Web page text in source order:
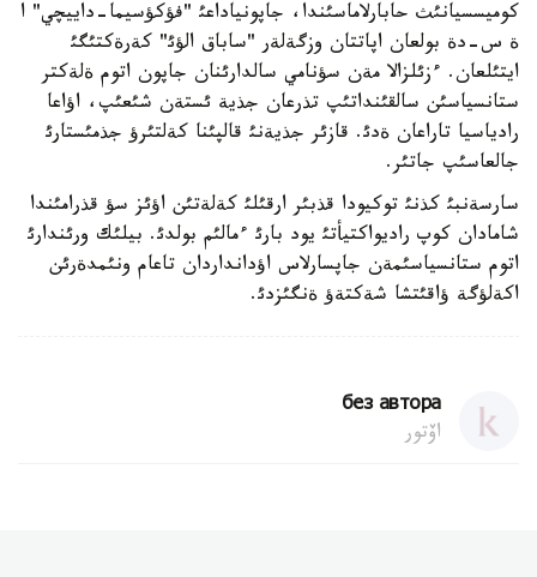
كوميسسيانئث حابارلاماسئندا، جاپونياداعئ "فؤكؤسيما-داييچي" ا
ة س-دة بولعان اپاتتان وزگةلةر "ساباق الؤئ" كةرةكتئگئ
ايتئلعان. ءزئلزالا مةن سؤنامي سالدارئنان جاپون اتوم ةلةكتر
ستانسياسئن سالقئنداتئپ تذرعان جذية ئستةن شئعئپ، اؤاعا
رادياسيا تاراعان ةدئ. قازئر جذيةنئ قالپئنا كةلتئرؤ جذمئستارئ
جالعاسئپ جاتئر.
سارسةنبئ كذنئ توكيودا قذبئر ارقئلئ كةلةتئن اؤئز سؤ قذرامئندا
شامادان كوپ راديواكتيأتئ يود بارئ ءمالئم بولدئ. بيلئك ورئندارئ
اتوم ستانسياسئمةن جاپسارلاس اؤدانداردان تاعام ونئمدةرئن
اكةلؤگة ؤاقئتشا شةكتةؤ ةنگئزدئ.
без автора
اۆتور